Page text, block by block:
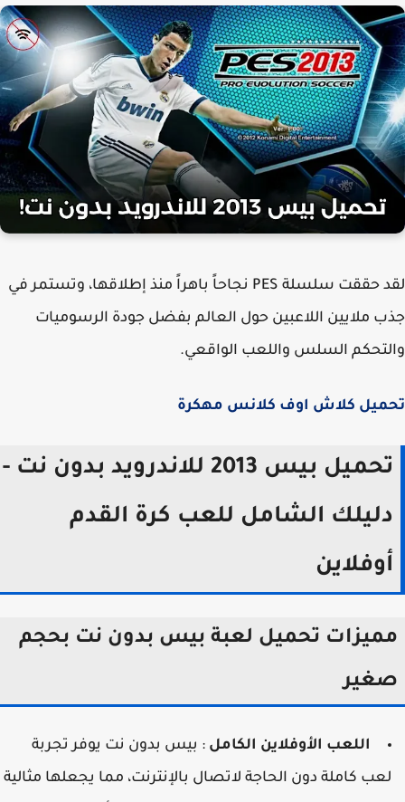
لقد حققت سلسلة PES نجاحاً باهراً منذ إطلاقها، وتستمر في
ملايين اللاعبين حول العالم بفضل جودة الرسوميات
السلس واللعب الواقعي.
كلاش اوف كلانس مهكرة
تحميل بيس 2013 للاندرويد بدون نت -
الشامل للعب كرة القدم
تحميل لعبة بيس بدون نت بحجم
اللعب الأوفلاين الكامل: بيس بدون نت يوفر تجربة
كاملة دون الحاجة لاتصال بالإنترنت، مما يجعلها مثالية